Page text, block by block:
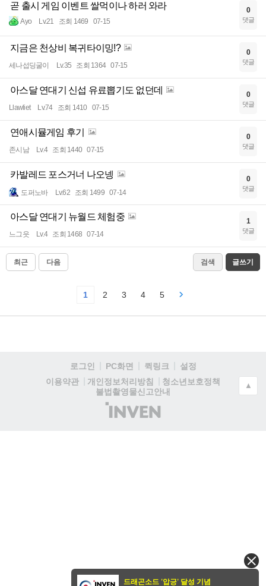
곧 출시 게임 이벤트 쌀먹이나 하러 와라
Ayo Lv.21 조회 1469 07-15
0
댓글
지금은 천상비 복귀타이밍!?
세나섭딩굴이 Lv.35 조회 1364 07-15
0
댓글
아스달 연대기 신섭 유료뽑기도 없던데
Llawliet Lv.74 조회 1410 07-15
0
댓글
연애시뮬게임 후기
존시남 Lv.4 조회 1440 07-15
0
댓글
카발레드 포스거너 나오넹
도퍼노바 Lv.62 조회 1499 07-14
0
댓글
아스달 연대기 뉴월드 체험중
느그읏 Lv.4 조회 1468 07-14
1
댓글
최근 다음 검색 글쓰기
1 2 3 4 5
로그인 PC화면 퀵링크
설정
이용약관
개인정보처리방침
청소년보호정책
불법촬영물신고안내
(주)
인
▲
드래곤소드 '압긍' 달성 기념